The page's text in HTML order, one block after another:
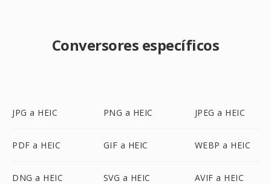
Conversores específicos
JPG a HEIC PNG a HEIC JPEG a HEIC
PDF a HEIC GIF a HEIC WEBP a HEIC
DNG a HEIC SVG a HEIC AVIF a HEIC